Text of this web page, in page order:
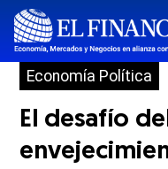
Economía Política
El desafío